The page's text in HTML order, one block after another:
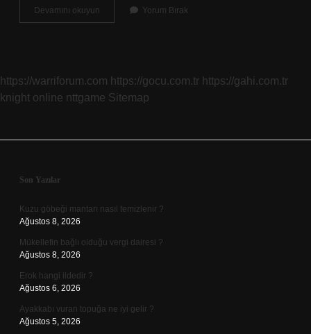
Devamını okuyun
Vakti
Aynı
Mı
Yorum Bırak
https://warriforum.com https://gocu.com.tr https://gahi.com.tr
knight online nttgame Sitemap
Sidebar
Son Yazılar
Kuzu göbeği mantarı nasıl temizlenir ?
Ağustos 8, 2026
Mükellefin bağlı olduğu vergi dairesi ?
Ağustos 8, 2026
Erok hangi ildedir ?
Ağustos 6, 2026
Ayakkabı vuran topuğa ne iyi gelir ?
Ağustos 5, 2026